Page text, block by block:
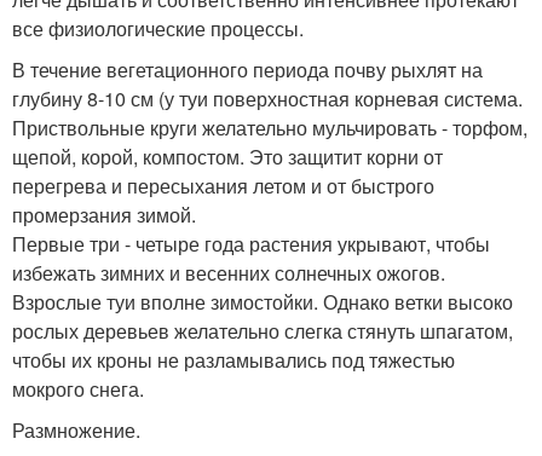
все физиологические процессы.
В течение вегетационного периода почву рыхлят на
глубину 8-10 см (у туи поверхностная корневая система.
Приствольные круги желательно мульчировать - торфом,
щепой, корой, компостом. Это защитит корни от
перегрева и пересыхания летом и от быстрого
промерзания зимой.
Первые три - четыре года растения укрывают, чтобы
избежать зимних и весенних солнечных ожогов.
Взрослые туи вполне зимостойки. Однако ветки высоко
рослых деревьев желательно слегка стянуть шпагатом,
чтобы их кроны не разламывались под тяжестью
мокрого снега.
Размножение.